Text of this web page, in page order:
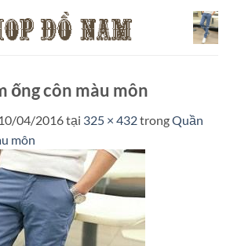
ống côn màu môn
10/04/2016tại 325 × 432trongQuần
môn